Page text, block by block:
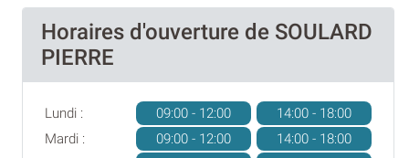
Horaires d'ouverture de SOULARD
PIERRE
Lundi : 09:00 - 12:00
14:00 - 18:00
Mardi :
09:00 - 12:00
14:00 - 18:00